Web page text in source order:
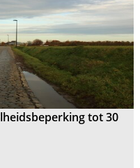
tot 30